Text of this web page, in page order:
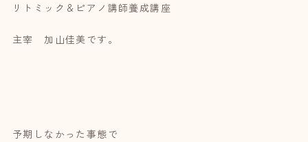
リトミック＆ピアノ講師養成講座
主宰 加山佳美です。
予期しなかった事態で